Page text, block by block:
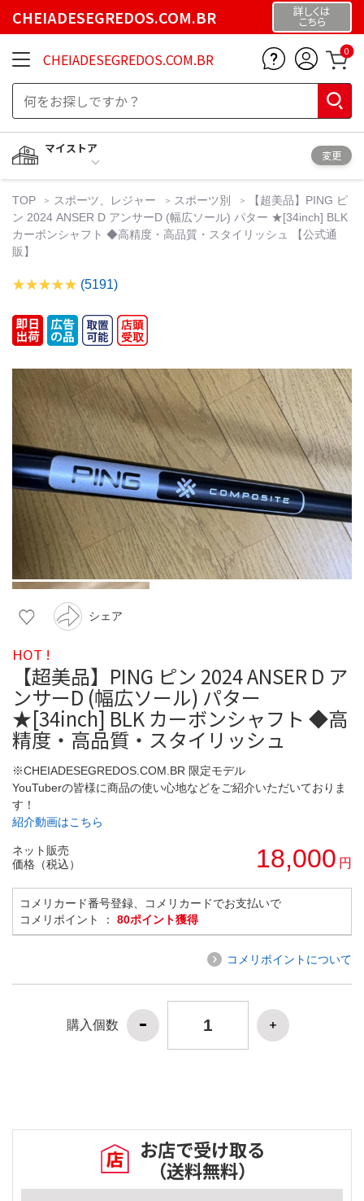
CHEIADESEGREDOS.COM.BR 詳しくは
こちら
CHEIADESEGREDOS.COM.BR 0
マイストア
変更
TOP スポーツ、レジャー スポーツ別
【超美品】PING ピ
ン 2024 ANSER D アンサーD (幅広ソール) パター ★[34inch] BLK
カーボンシャフト ◆高精度・高品質・スタイリッシュ 【公式通
販】
(5191)
シェア
HOT !
【超美品】PING ピン 2024 ANSER D ア
ンサーD (幅広ソール) パター
★[34inch] BLK カーボンシャフト ◆高
精度・高品質・スタイリッシュ
※CHEIADESEGREDOS.COM.BR 限定モデル
YouTuberの皆様に商品の使い心地などをご紹介いただいておりま
す！
紹介動画はこちら
ネット販売
価格（税込）
18,000 円
コメリカード番号登録、コメリカードでお支払いで
コメリポイント ： 80ポイント獲得
コメリポイントについて
購入個数
お店で受け取る
（送料無料）